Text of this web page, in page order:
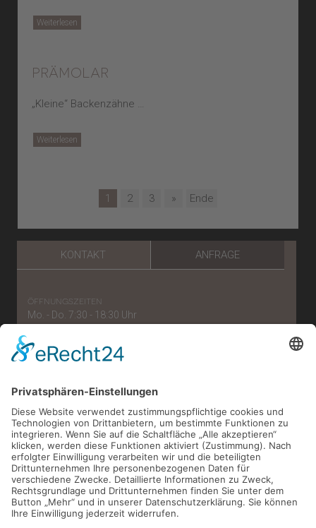
Weiterlesen
prämolar
„Kleine“ Backenzähne …
Weiterlesen
1 2 3 » Ende
KONTAKT ANFRAGE
öffnungszeiten
Mo. - Do. 7:30 - 18:30 Uhr
telefonnummer
e-mail
verwaltung[at]zahnaerzte-im-belgischen.de